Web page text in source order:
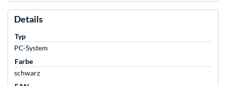
Details
Typ
PC-System
Farbe
schwarz